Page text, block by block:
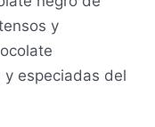
y
especiadas del